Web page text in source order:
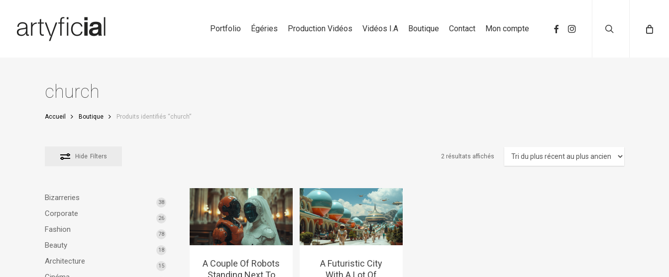
content
Portfolio Égéries Production Vidéos Vidéos I.A Boutique Contact Mon compte
church
Accueil Boutique Produits identifiés “church”
Hide Filters 2 résultats affichés
Bizarreries
38
Corporate
26
Fashion
78
Beauty
18
Architecture
15
A Couple Of Robots
Standing Next To
A Futuristic City
With A Lot Of